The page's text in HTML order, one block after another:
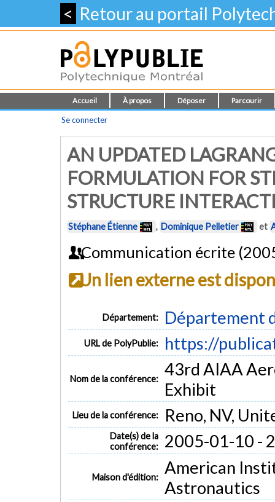
< Retour au portail
Accueil À propos Déposer Parcourir
Se connecter
AN UPDATED
FORMULATION FOR
STRUCTURE
Stéphane Étienne , Dominique Pelletier et
Communication écrite
Un lien externe est
Département: Département
URL de PolyPublie: https://
Nom de la conférence: 43rd AIAA
Exhibit
Lieu de la conférence: Reno, NV,
Date(s) de la
conférence:
2005-01-10 -
Maison d'édition: American
Astronautics